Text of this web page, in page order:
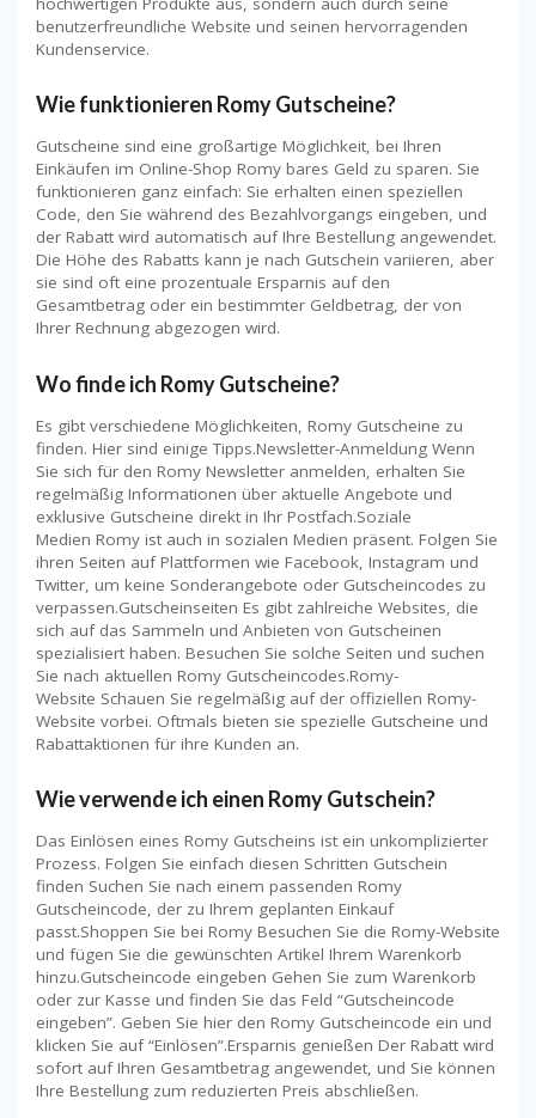
benutzerfreundliche Website und seinen hervorragenden
Kundenservice.
Wie funktionieren Romy Gutscheine?
Gutscheine sind eine großartige Möglichkeit, bei Ihren
Einkäufen im Online-Shop Romy bares Geld zu sparen. Sie
funktionieren ganz einfach: Sie erhalten einen speziellen
Code, den Sie während des Bezahlvorgangs eingeben, und
der Rabatt wird automatisch auf Ihre Bestellung angewendet.
Die Höhe des Rabatts kann je nach Gutschein variieren, aber
sie sind oft eine prozentuale Ersparnis auf den
Gesamtbetrag oder ein bestimmter Geldbetrag, der von
Ihrer Rechnung abgezogen wird.
Wo finde ich Romy Gutscheine?
Es gibt verschiedene Möglichkeiten, Romy Gutscheine zu
finden. Hier sind einige Tipps.Newsletter-Anmeldung Wenn
Sie sich für den Romy Newsletter anmelden, erhalten Sie
regelmäßig Informationen über aktuelle Angebote und
exklusive Gutscheine direkt in Ihr Postfach.Soziale
Medien Romy ist auch in sozialen Medien präsent. Folgen Sie
ihren Seiten auf Plattformen wie Facebook, Instagram und
Twitter, um keine Sonderangebote oder Gutscheincodes zu
verpassen.Gutscheinseiten Es gibt zahlreiche Websites, die
sich auf das Sammeln und Anbieten von Gutscheinen
spezialisiert haben. Besuchen Sie solche Seiten und suchen
Sie nach aktuellen Romy Gutscheincodes.Romy-
Website Schauen Sie regelmäßig auf der offiziellen Romy-
Website vorbei. Oftmals bieten sie spezielle Gutscheine und
Rabattaktionen für ihre Kunden an.
Wie verwende ich einen Romy Gutschein?
Das Einlösen eines Romy Gutscheins ist ein unkomplizierter
Prozess. Folgen Sie einfach diesen Schritten Gutschein
finden Suchen Sie nach einem passenden Romy
Gutscheincode, der zu Ihrem geplanten Einkauf
passt.Shoppen Sie bei Romy Besuchen Sie die Romy-Website
und fügen Sie die gewünschten Artikel Ihrem Warenkorb
hinzu.Gutscheincode eingeben Gehen Sie zum Warenkorb
oder zur Kasse und finden Sie das Feld “Gutscheincode
eingeben”. Geben Sie hier den Romy Gutscheincode ein und
klicken Sie auf “Einlösen”.Ersparnis genießen Der Rabatt wird
sofort auf Ihren Gesamtbetrag angewendet, und Sie können
Ihre Bestellung zum reduzierten Preis abschließen.